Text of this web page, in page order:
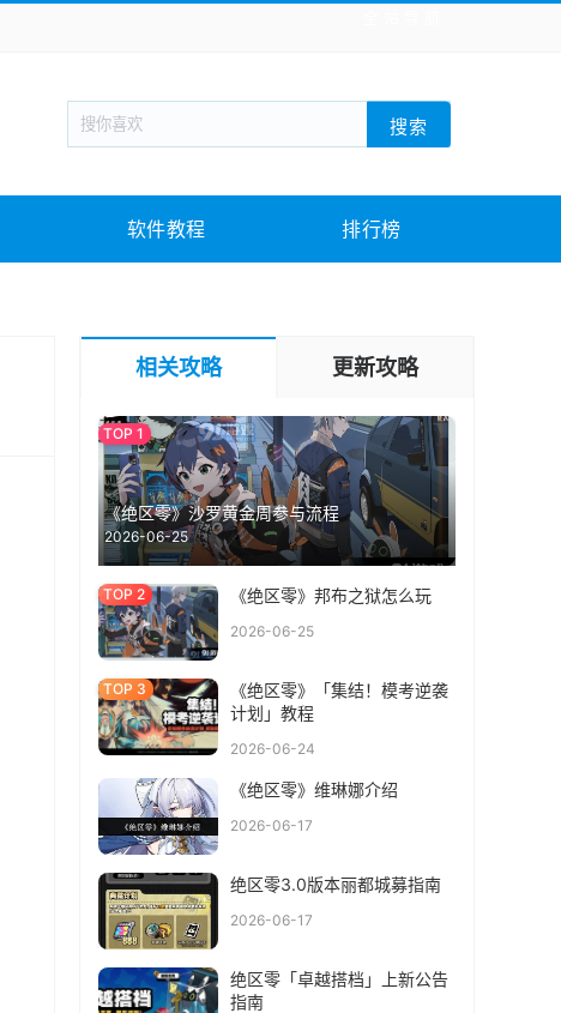
新闻阅读 旅游出行 生活实用
战棋游戏 枪战射击 模拟经营
教育教学 游戏娱乐 系统软件 素材下载
搜索
软件教程 排行榜
相关攻略 更新攻略
《绝区零》沙罗黄金周参与流程
2026-06-25
《绝区零》邦布之狱怎么玩
2026-06-25
《绝区零》「集结！模考逆袭
计划」教程
2026-06-24
《绝区零》维琳娜介绍
2026-06-17
绝区零3.0版本丽都城募指南
2026-06-17
绝区零「卓越搭档」上新公告
指南